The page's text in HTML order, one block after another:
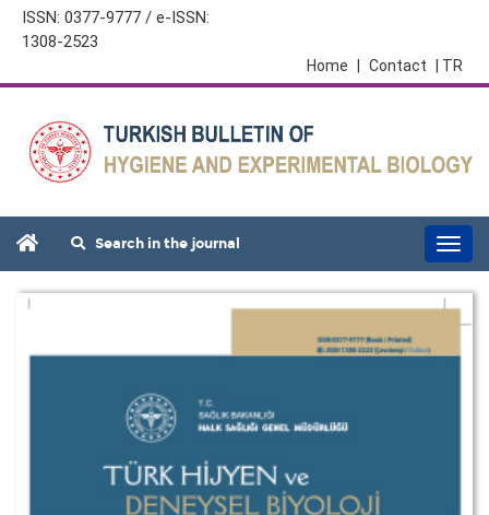
ISSN: 0377-9777 / e-ISSN:
1308-2523
| TR
Contact
Home
Search in the journal